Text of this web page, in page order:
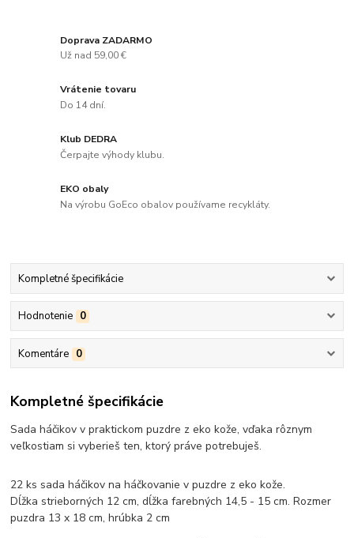
Doprava ZADARMO
Už nad 59,00 €
Vrátenie tovaru
Do 14 dní.
Klub DEDRA
Čerpajte výhody klubu.
EKO obaly
Na výrobu GoEco obalov používame recykláty.
Kompletné špecifikácie
Hodnotenie 0
Komentáre 0
Kompletné špecifikácie
Sada háčikov v praktickom puzdre z eko kože, vďaka rôznym
veľkostiam si vyberieš ten, ktorý práve potrebuješ.
22 ks sada háčikov na háčkovanie v puzdre z eko kože.
Dĺžka strieborných 12 cm, dĺžka farebných 14,5 - 15 cm. Rozmer
puzdra 13 x 18 cm, hrúbka 2 cm